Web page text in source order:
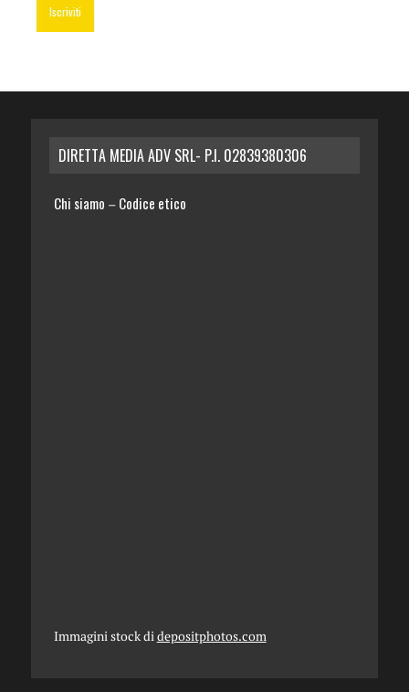
DIRETTA MEDIA ADV SRL- P.I. 02839380306
Chi siamo – Codice etico
Immagini stock di depositphotos.com